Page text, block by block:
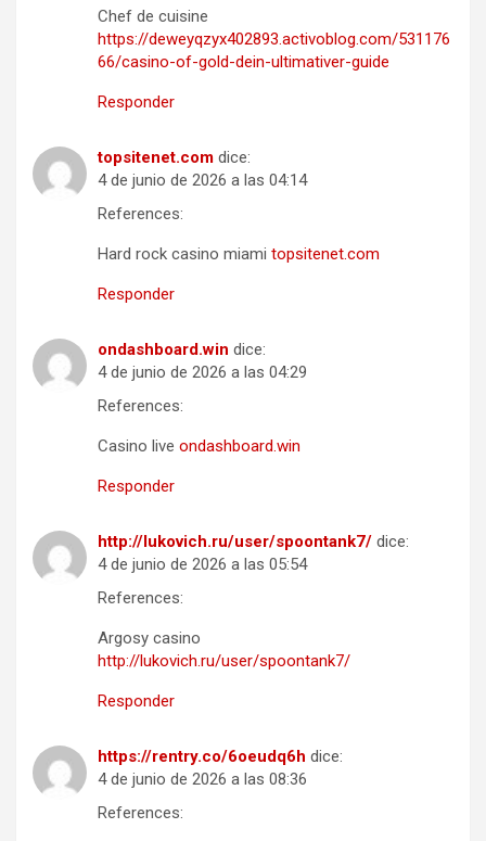
Chef de cuisine
https://deweyqzyx402893.activoblog.com/531176
66/casino-of-gold-dein-ultimativer-guide
Responder
topsitenet.com dice:
4 de junio de 2026 a las 04:14
References:
Hard rock casino miami topsitenet.com
Responder
ondashboard.win dice:
4 de junio de 2026 a las 04:29
References:
Casino live ondashboard.win
Responder
http://lukovich.ru/user/spoontank7/ dice:
4 de junio de 2026 a las 05:54
References:
Argosy casino
http://lukovich.ru/user/spoontank7/
Responder
https://rentry.co/6oeudq6h dice:
4 de junio de 2026 a las 08:36
References: